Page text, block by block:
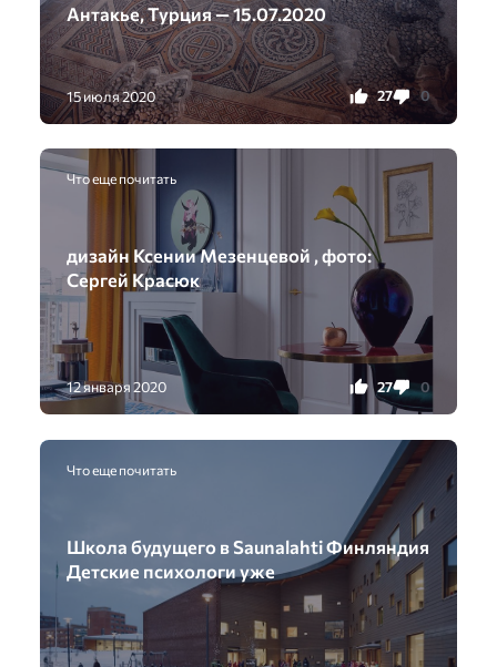
Антакье, Турция — 15.07.2020
15 июля 2020 27 0
Что еще почитать
дизайн Ксении Мезенцевой , фото:
Сергей Красюк
12 января 2020 27 0
Что еще почитать
Школа будущего в Saunalahti Финляндия
Детские психологи уже